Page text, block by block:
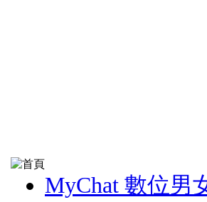
MyChat 數位男